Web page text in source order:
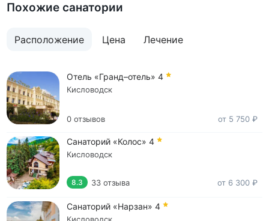
Похожие санатории
Расположение Цена Лечение
Отель «Гранд–отель» 4
Кисловодск
0 отзывов от 5 750 ₽
Санаторий «Колос» 4
Кисловодск
8.3 33 отзыва от 6 300 ₽
Санаторий «Нарзан» 4